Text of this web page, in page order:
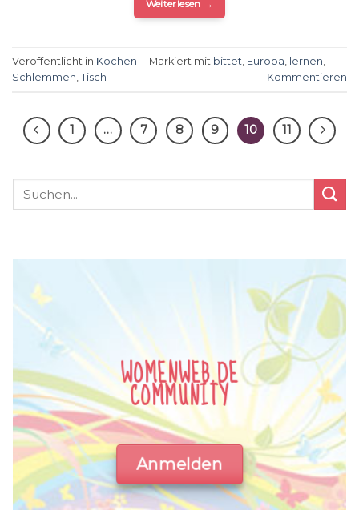
Weiterlesen →
Veröffentlicht in Kochen | Markiert mit bittet Europa lernen
Schlemmen Tisch Kommentieren
1 … 7 8 9 10 11
WOMENWEB.DE
COMMUNITY
Anmelden